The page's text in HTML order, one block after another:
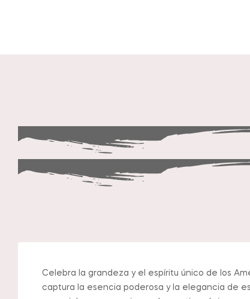
Celebra la grandeza y el espíritu único de los
captura la esencia poderosa y la elegancia de